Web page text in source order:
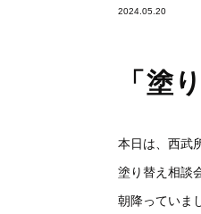
2024.05.20
「塗
本日は、西武
塗り替え相談
朝降っていま